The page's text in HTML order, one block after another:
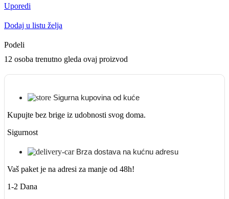
Uporedi
Dodaj u listu želja
Podeli
12 osoba trenutno gleda ovaj proizvod
Sigurna kupovina od kuće
Kupujte bez brige iz udobnosti svog doma.
Sigurnost
Brza dostava na kućnu adresu
Vaš paket je na adresi za manje od 48h!
1-2 Dana